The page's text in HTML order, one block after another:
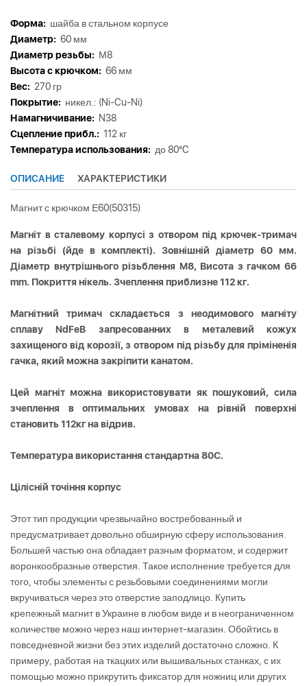
Форма: шайба в стальном корпусе
Диаметр: 60 мм
Диаметр резьбы: М8
Высота с крючком: 66 мм
Вес: 270 гр
Покрытие: никел.: (Ni-Cu-Ni)
Намагничивание: N38
Сцепление прибл.: 112 кг
Tемпература использования: до 80°C
ОПИСАНИЕ ХАРАКТЕРИСТИКИ
Магнит с крючком Е60(50315)
Магніт в сталевому корпусі з отвором під крючек-тримач
на різьбі (йде в комплекті). Зовнішній діаметр 60 мм.
Діаметр внутрішнього різьблення M8, Висота з гачком 66
mm. Покриття нікель. Зчеплення приблизне 112 кг.
Магнітний тримач складається з неодимового магніту
сплаву NdFeB запресованних в металевий кожух
захищеного від корозії, з отвором під різьбу для пріміненія
гачка, який можна закріпити канатом.
Цей магніт можна використовувати як пошуковий, сила
зчеплення в оптимальних умовах на рівній поверхні
становить 112кг на відрив.
Температура використання стандартна 80С.
Цілісній точіння корпус
Этот тип продукции чрезвычайно востребованный и
предусматривает довольно обширную сферу использования.
Большей частью она обладает разным форматом, и содержит
воронкообразные отверстия. Такое исполнение требуется для
того, чтобы элементы с резьбовыми соединениями могли
вкручиваться через это отверстие заподлицо. Купить
крепежный магнит в Украине в любом виде и в неограниченном
количестве можно через наш интернет-магазин. Обойтись в
повседневной жизни без этих изделий достаточно сложно. К
примеру, работая на ткацких или вышивальных станках, с их
помощью можно прикрутить фиксатор для ножниц или других